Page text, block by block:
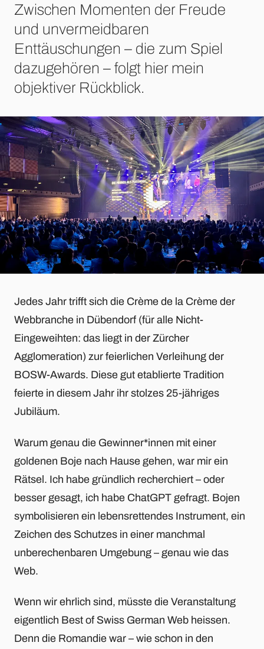
Zwischen Momenten der Freude
und unvermeidbaren
Enttäuschungen – die zum Spiel
dazugehören – folgt hier mein
objektiver Rückblick.
Jedes Jahr trifft sich die Crème de la Crème der
Webbranche in Dübendorf (für alle Nicht-
Eingeweihten: das liegt in der Zürcher
Agglomeration) zur feierlichen Verleihung der
BOSW-Awards. Diese gut etablierte Tradition
feierte in diesem Jahr ihr stolzes 25-jähriges
Jubiläum.
Warum genau die Gewinner*innen mit einer
goldenen Boje nach Hause gehen, war mir ein
Rätsel. Ich habe gründlich recherchiert – oder
besser gesagt, ich habe ChatGPT gefragt. Bojen
symbolisieren ein lebensrettendes Instrument, ein
Zeichen des Schutzes in einer manchmal
unberechenbaren Umgebung – genau wie das
Web.
Wenn wir ehrlich sind, müsste die Veranstaltung
eigentlich Best of Swiss German Web heissen.
Denn die Romandie war – wie schon in den